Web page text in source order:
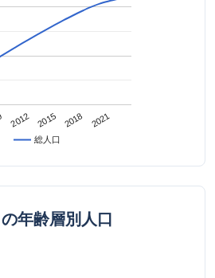
総人口
2012 2015 2018 2021
年齢層別人口